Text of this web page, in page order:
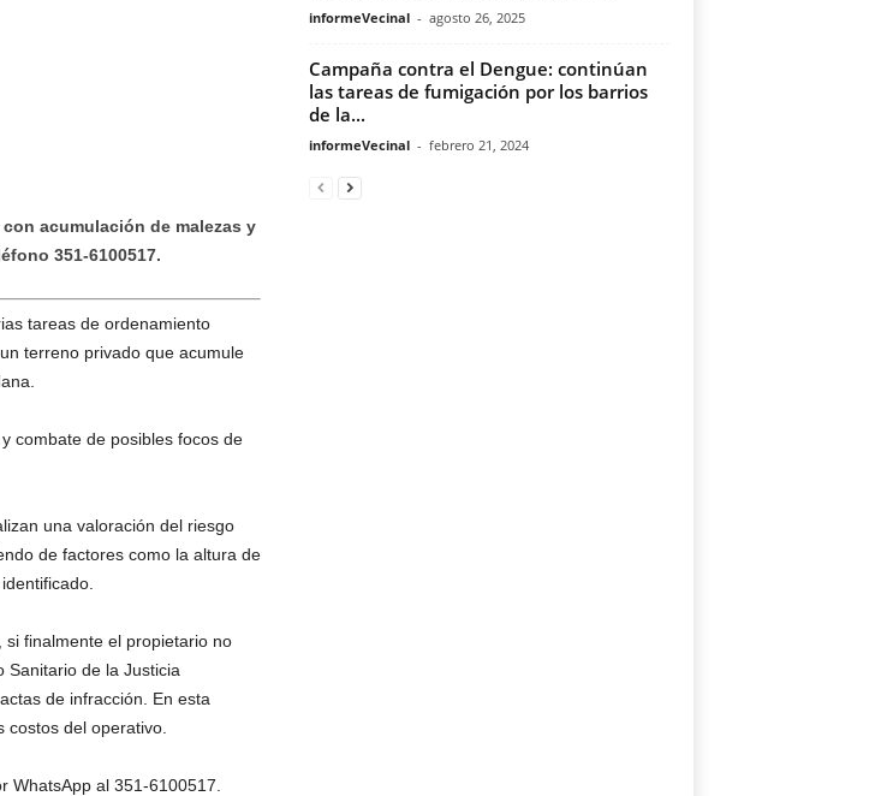
acumulación de malezas y
351-6100517.
tareas de ordenamiento
terreno privado que acumule
combate de posibles focos de
una valoración del riesgo
de factores como la altura de
si finalmente el propietario no
Sanitario de la Justicia
de infracción. En esta
del operativo.
WhatsApp al 351-6100517.
informeVecinal - agosto 26, 2025
Campaña contra el Dengue: continúan
las tareas de fumigación por los barrios
de la...
informeVecinal - febrero 21, 2024